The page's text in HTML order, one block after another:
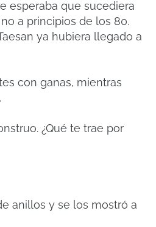
esperaba que sucediera
a principios de los 80.
ya hubiera llegado a
con ganas, mientras
¿Qué te trae por
anillos y se los mostró a